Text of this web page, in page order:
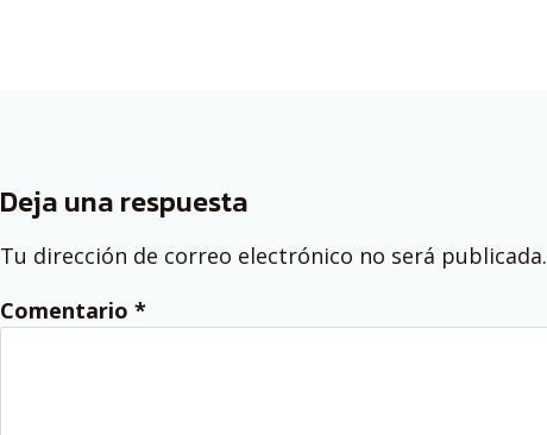
Deja una respuesta
Tu dirección de correo electrónico no será publicada.
Comentario *